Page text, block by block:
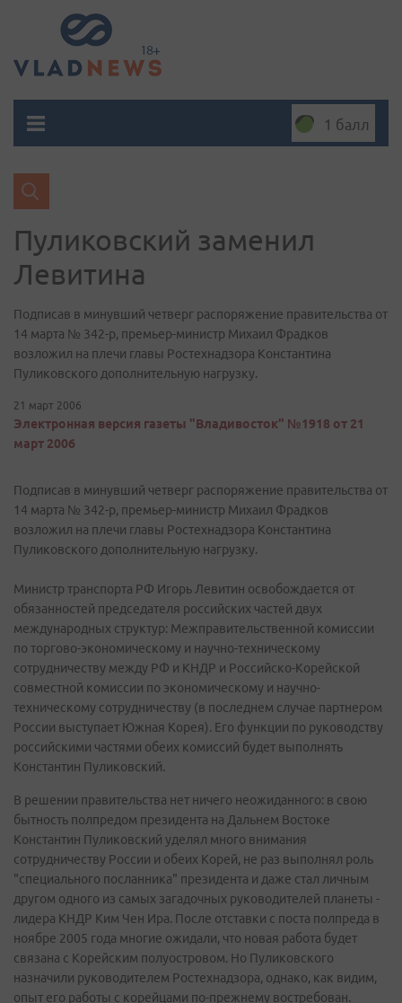
1 балл
Пуликовский заменил
Левитина
Подписав в минувший четверг распоряжение правительства от
14 марта № 342-р, премьер-министр Михаил Фрадков
возложил на плечи главы Ростехнадзора Константина
Пуликовского дополнительную нагрузку.
21 март 2006
Электронная версия газеты "Владивосток" №1918 от 21
март 2006
Подписав в минувший четверг распоряжение правительства от
14 марта № 342-р, премьер-министр Михаил Фрадков
возложил на плечи главы Ростехнадзора Константина
Пуликовского дополнительную нагрузку.
Министр транспорта РФ Игорь Левитин освобождается от
обязанностей председателя российских частей двух
международных структур: Межправительственной комиссии
по торгово-экономическому и научно-техническому
сотрудничеству между РФ и КНДР и Российско-Корейской
совместной комиссии по экономическому и научно-
техническому сотрудничеству (в последнем случае партнером
России выступает Южная Корея). Его функции по руководству
российскими частями обеих комиссий будет выполнять
Константин Пуликовский.
В решении правительства нет ничего неожиданного: в свою
бытность полпредом президента на Дальнем Востоке
Константин Пуликовский уделял много внимания
сотрудничеству России и обеих Корей, не раз выполнял роль
"специального посланника" президента и даже стал личным
другом одного из самых загадочных руководителей планеты -
лидера КНДР Ким Чен Ира. После отставки с поста полпреда в
ноябре 2005 года многие ожидали, что новая работа будет
связана с Корейским полуостровом. Но Пуликовского
назначили руководителем Ростехнадзора, однако, как видим,
опыт его работы с корейцами по-прежнему востребован.